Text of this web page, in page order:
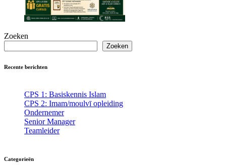
Zoeken
Zoeken
Recente berichten
CPS 1: Basiskennis Islam
CPS 2: Imam/moulvī opleiding
Ondernemer
Senior Manager
Teamleider
Categorieën